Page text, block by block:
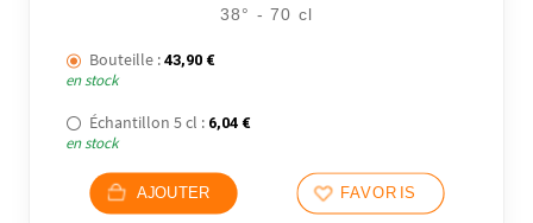
38° - 70 cl
Bouteille : 43,90 €
en stock
Échantillon 5 cl : 6,04 €
en stock
AJOUTER FAVORIS